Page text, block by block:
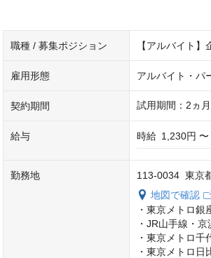
職種 / 募集ポジション 【アルバイト】
雇用形態 アルバイト・パ
契約期間 試用期間：2ヵ月
給与 時給 1,230円 〜
勤務地
113-0034 東京
地図で確認
・東京メトロ
・JR山手線・
・東京メトロ
・東京メトロ